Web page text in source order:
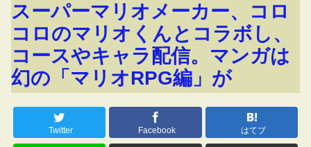
スーパーマリオメーカー、コロ
コロのマリオくんとコラボし、
コースやキャラ配信。マンガは
幻の「マリオRPG編」が
Twitter Facebook はてブ